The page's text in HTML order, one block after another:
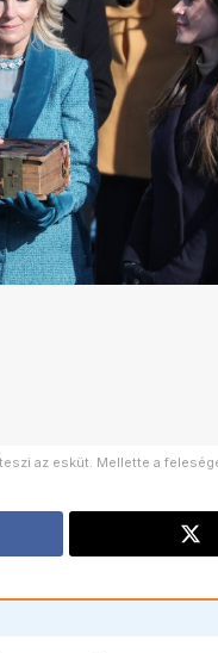
az esküt. Mellette a